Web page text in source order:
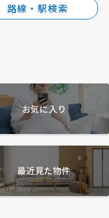
路線・駅検索
お気に入り
最近見た物件